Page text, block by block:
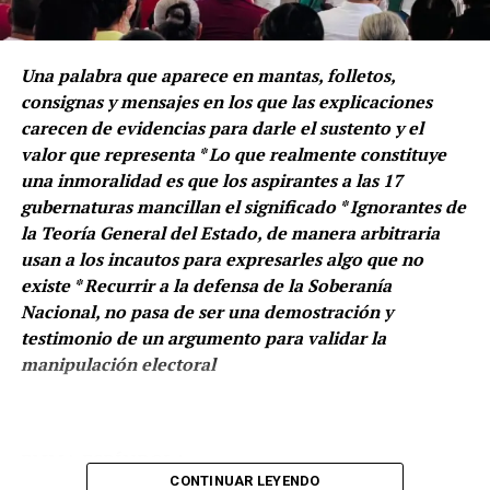
nacional, pero las autoridades, que evaden su
responsabilidad, buscan ocultar.
Esconder acontecimientos flagrantes, en los que
imperan la violencia y las imágenes descarnadas.
Ineficientes para combatir, detener y procesar a las
bandas criminales, recurren a los argumentos que
únicamente contribuyen a evidenciar la torpeza que les
caracteriza.
Entidades de la República Mexicana convertidas en
campos de batalla por la disputa del territorio, el cobro
de piso, trasiego y venta de drogas, la recaudación de
dinero obtenido por los secuestros y una serie de delitos
públicos acuden a querer implantar un sistema de
Una palabra que aparece en mantas, folletos,
consignas y mensajes en los que las explicaciones
carecen de evidencias para darle el sustento y el
valor que representa * Lo que realmente constituye
una inmoralidad es que los aspirantes a las 17
gubernaturas mancillan el significado * Ignorantes de
la Teoría General del Estado, de manera arbitraria
usan a los incautos para expresarles algo que no
existe * Recurrir a la defensa de la Soberanía
Nacional, no pasa de ser una demostración y
testimonio de un argumento para validar la
manipulación electoral
EMMA ESPÍNDOLA
CONTINUAR LEYENDO